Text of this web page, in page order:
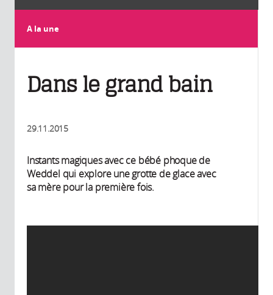
A la une
Dans le grand bain
29.11.2015
Instants magiques avec ce bébé phoque de
Weddel qui explore une grotte de glace avec
sa mère pour la première fois.